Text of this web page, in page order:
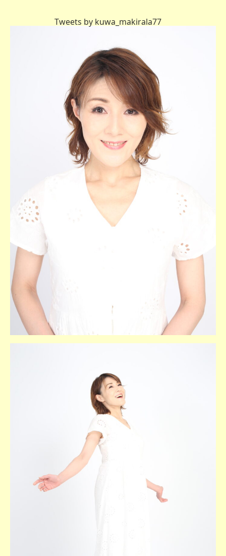
Tweets by kuwa_makirala77